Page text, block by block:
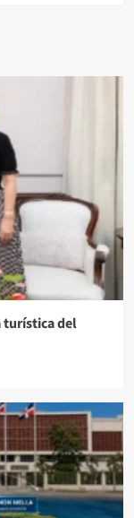
turística del